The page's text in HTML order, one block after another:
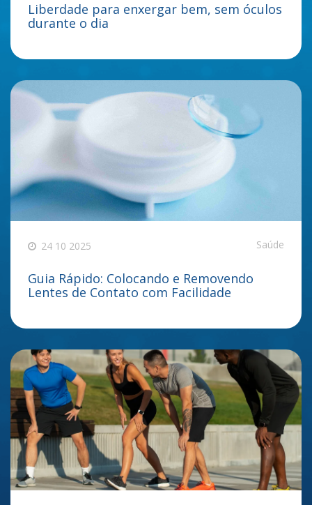
Liberdade para enxergar bem, sem óculos
durante o dia
24 10 2025 Saúde
Guia Rápido: Colocando e Removendo
Lentes de Contato com Facilidade